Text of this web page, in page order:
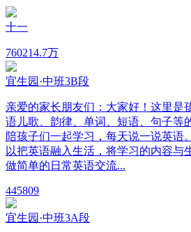
十一
760214.7万
宜生园·中班3B段
亲爱的家长朋友们：大家好！这里是
语儿歌、韵律、单词、短语、句子等
陪孩子们一起学习，每天说一说英语
以把英语融入生活，将学习的内容与
做简单的日常英语交流...
445809
宜生园·中班3A段